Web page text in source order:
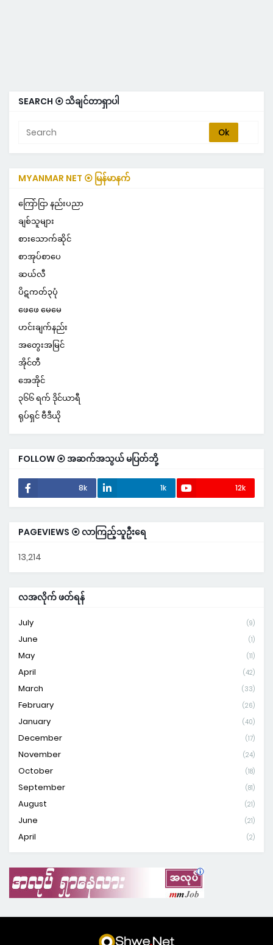
SEARCH ⦿ သိချင်တာရှာပါ
MYANMAR NET ⦿ မြန်မာနက်
ကြော်ငြာ နည်းပညာ
ချစ်သူများ
စားသောက်ဆိုင်
စာအုပ်စာပေ
ဆယ်လီ
ပိဋကတ်၃ပုံ
ဖေဖေ မေမေ
ဟင်းချက်နည်း
အတွေးအမြင်
အိုင်တီ
အေအိုင်
၃၆၆ ရက် ဒိုင်ယာရီ
ရုပ်ရှင် ဗီဒီယို
FOLLOW ⦿ အဆက်အသွယ် မပြတ်ဘို့
8k 1k 12k
PAGEVIEWS ⦿ လာကြည့်သူဦးရေ
13,214
လအလိုက် ဖတ်ရန်
July (9)
June (1)
May (11)
April (42)
March (33)
February (26)
January (40)
December (17)
November (24)
October (18)
September (81)
August (21)
June (21)
April (2)